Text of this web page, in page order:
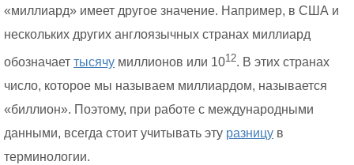
«миллиард» имеет другое значение. Например, в США и
нескольких других англоязычных странах миллиард
обозначает тысячу миллионов или 1012. В этих странах
число, которое мы называем миллиардом, называется
«биллион». Поэтому, при работе с международными
данными, всегда стоит учитывать эту разницу в
терминологии.